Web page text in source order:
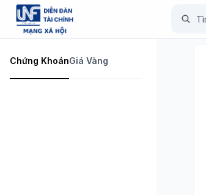
Chứng KhoánGiá Vàng